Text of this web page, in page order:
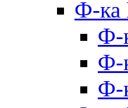
Ф-ка
Ф-
Ф-
Ф-